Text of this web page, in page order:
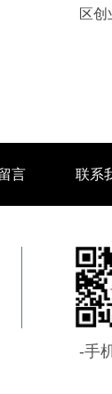
区创
言 联系
-手